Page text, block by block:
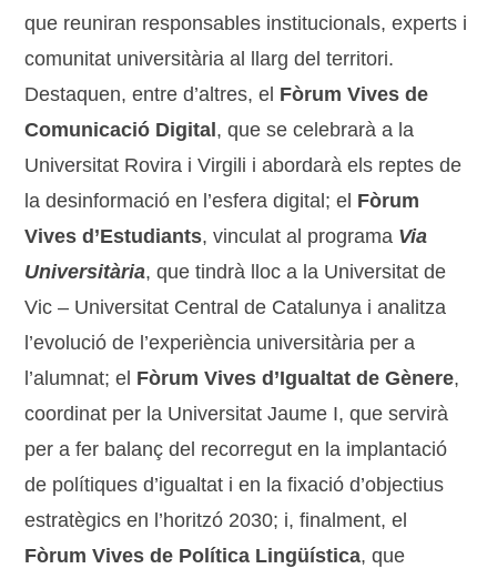
que reuniran responsables institucionals, experts i
comunitat universitària al llarg del territori.
Destaquen, entre d’altres, el Fòrum Vives de
Comunicació Digital , que se celebrarà a la
Universitat Rovira i Virgili i abordarà els reptes de
la desinformació en l’esfera digital; el Fòrum
Vives d’Estudiants, vinculat al programa Via
Universitària, que tindrà lloc a la Universitat de
Vic – Universitat Central de Catalunya i analitza
l’evolució de l’experiència universitària per a
l’alumnat; el Fòrum Vives d’Igualtat de Gènere,
coordinat per la Universitat Jaume I, que servirà
per a fer balanç del recorregut en la implantació
de polítiques d’igualtat i en la fixació d’objectius
estratègics en l’horitzó 2030; i, finalment, el
Fòrum Vives de Política Lingüística, que